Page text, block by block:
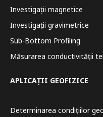
Investigații magnetice
Investigații gravimetrice
Sub-Bottom Profiling
Măsurarea conductivității
APLICAȚII GEOFIZICE
Determinarea condițiilor